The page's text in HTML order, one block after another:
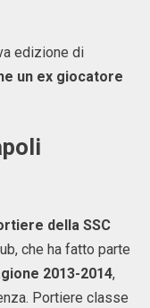
edizione di
un ex giocatore
della SSC
che ha fatto parte
2013-2014,
Portiere classe